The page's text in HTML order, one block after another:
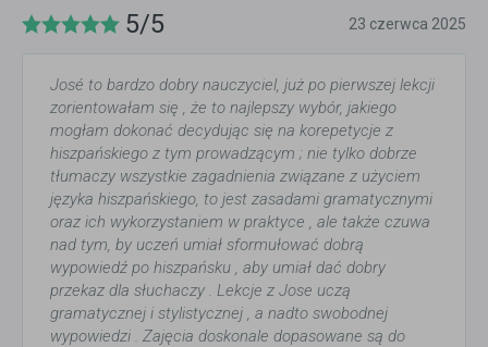
5/5 23 czerwca 2025
José to bardzo dobry nauczyciel, już po pierwszej lekcji
zorientowałam się , że to najlepszy wybór, jakiego
mogłam dokonać decydując się na korepetycje z
hiszpańskiego z tym prowadzącym ; nie tylko dobrze
tłumaczy wszystkie zagadnienia związane z użyciem
języka hiszpańskiego, to jest zasadami gramatycznymi
oraz ich wykorzystaniem w praktyce , ale także czuwa
nad tym, by uczeń umiał sformułować dobrą
wypowiedź po hiszpańsku , aby umiał dać dobry
przekaz dla słuchaczy . Lekcje z Jose uczą
gramatycznej i stylistycznej , a nadto swobodnej
wypowiedzi . Zajęcia doskonale dopasowane są do